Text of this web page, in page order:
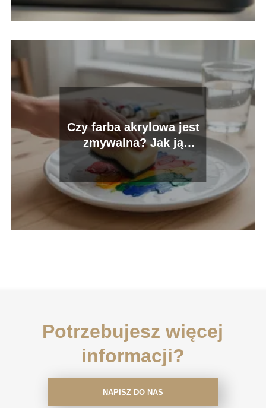
Czy farba akrylowa jest
zmywalna? Jak ją
prawidłowo czyścić?
Potrzebujesz więcej
informacji?
NAPISZ DO NAS